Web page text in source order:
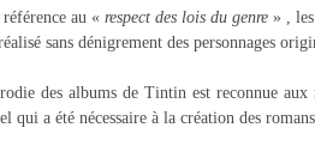
au « respect des lois du genre » ,
sans dénigrement des personnages
des albums de Tintin est reconnue
qui a été nécessaire à la création des